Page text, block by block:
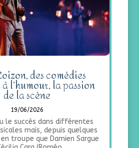
des comédies
l’humour, la passion
de la scène
19/06/2026
le succès dans différentes
mais, depuis quelques
troupe que Damien Sargue